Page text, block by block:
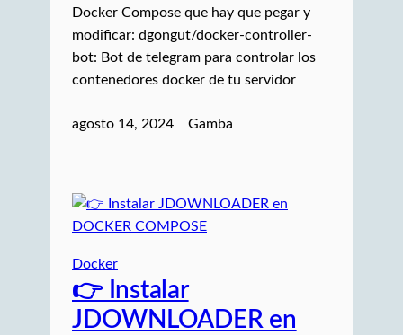
Docker Compose que hay que pegar y
modificar: dgongut/docker-controller-
bot: Bot de telegram para controlar los
contenedores docker de tu servidor
agosto 14, 2024 Gamba
Docker
👉 Instalar
JDOWNLOADER en